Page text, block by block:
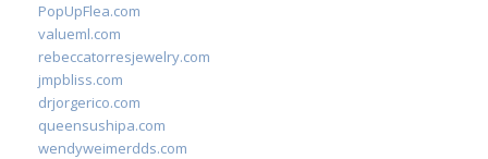
PopUpFlea.com
valueml.com
rebeccatorresjewelry.com
jmpbliss.com
drjorgerico.com
queensushipa.com
wendyweimerdds.com